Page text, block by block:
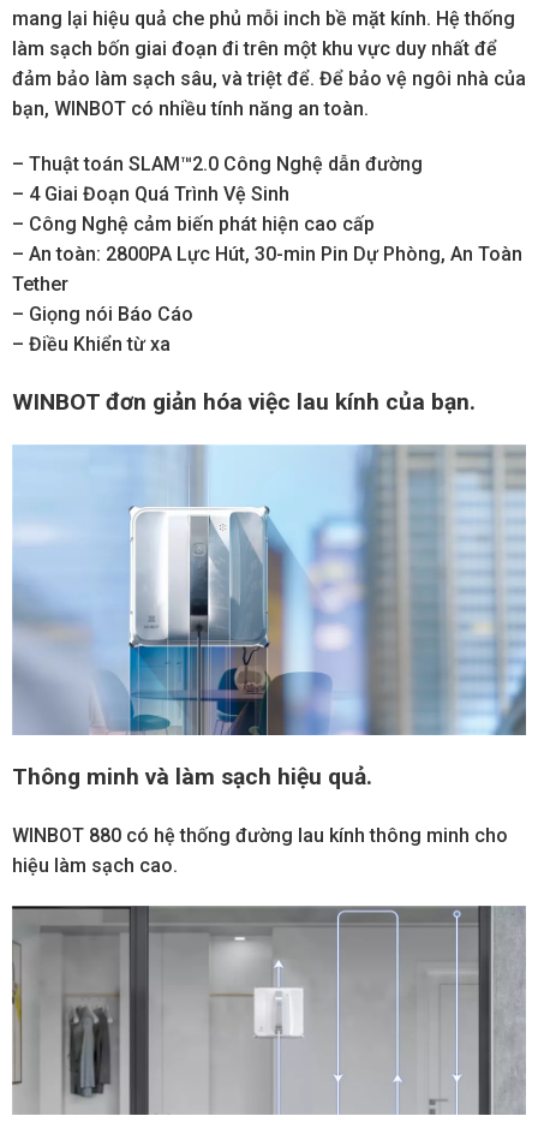
mang lại hiệu quả che phủ mỗi inch bề mặt kính. Hệ thống
làm sạch bốn giai đoạn đi trên một khu vực duy nhất để
đảm bảo làm sạch sâu, và triệt để. Để bảo vệ ngôi nhà của
bạn, WINBOT có nhiều tính năng an toàn.
– Thuật toán SLAM™2.0 Công Nghệ dẫn đường
– 4 Giai Đoạn Quá Trình Vệ Sinh
– Công Nghệ cảm biến phát hiện cao cấp
– An toàn: 2800PA Lực Hút, 30-min Pin Dự Phòng, An Toàn
Tether
– Giọng nói Báo Cáo
– Điều Khiển từ xa
WINBOT đơn giản hóa việc lau kính của bạn.
Thông minh và làm sạch hiệu quả.
WINBOT 880 có hệ thống đường lau kính thông minh cho
hiệu làm sạch cao.